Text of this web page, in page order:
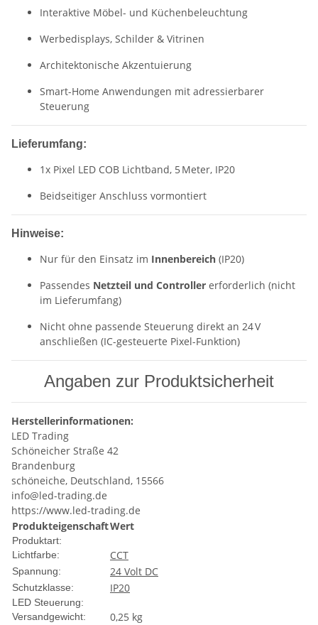
Interaktive Möbel- und Küchenbeleuchtung
Werbedisplays, Schilder & Vitrinen
Architektonische Akzentuierung
Smart-Home Anwendungen mit adressierbarer
Steuerung
Lieferumfang:
1x Pixel LED COB Lichtband, 5 Meter, IP20
Beidseitiger Anschluss vormontiert
Hinweise:
Nur für den Einsatz im Innenbereich (IP20)
Passendes Netzteil und Controller erforderlich (nicht
im Lieferumfang)
Nicht ohne passende Steuerung direkt an 24 V
anschließen (IC-gesteuerte Pixel-Funktion)
Angaben zur Produktsicherheit
Herstellerinformationen:
LED Trading
Schöneicher Straße 42
Brandenburg
schöneiche, Deutschland, 15566
info@led-trading.de
https://www.led-trading.de
ProdukteigenschaftWert
Produktart:
Lichtfarbe:
CCT
Spannung: 24 Volt DC
Schutzklasse: IP20
LED Steuerung:
Versandgewicht:
0,25 kg